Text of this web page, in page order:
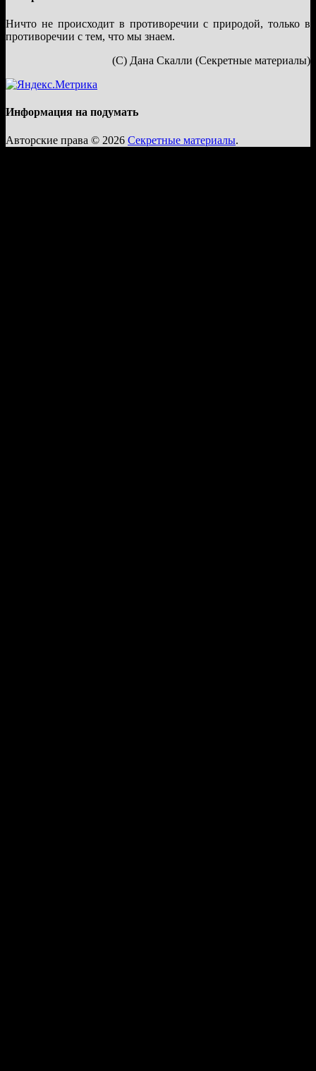
Ничто не происходит в противоречии с природой, только в
противоречии с тем, что мы знаем.
(С) Дана Скалли (Секретные материалы)
Информация на подумать
Авторские права © 2026 Секретные материалы.